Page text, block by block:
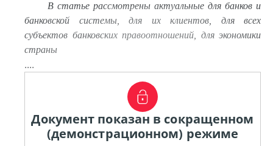
В статье рассмотрены актуальные для банков и
банковской системы, для их клиентов, для всех
субъектов банковских правоотношений, для экономики
страны
....
Документ показан в сокращенном
(демонстрационном) режиме